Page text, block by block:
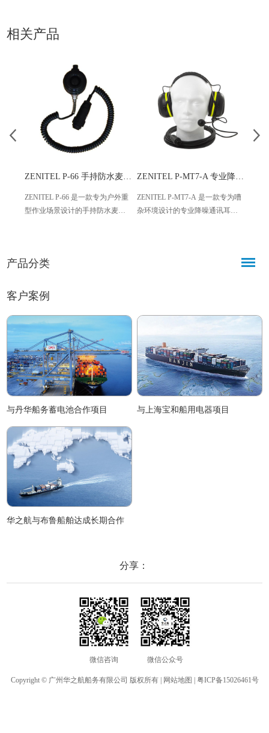
相关产品
ZENITEL P-66 手持防水麦克风 适配公共广播对讲系统
ZENITEL P-66 是一款专为户外重
型作业场景设计的手持防水麦克
语音传输，搭配柔性线缆，操作
ZENITEL P-MT7-A 专业降噪通讯耳机 适配模拟电话
ZENITEL P-MT7-A 是一款专为嘈
杂环境设计的专业降噪通讯耳
站配
产品分类
客户案例
与丹华船务蓄电池合作项目 与上海宝和船用电器项目
华之航与布鲁船舶达成长期合作
分享：
微信咨询 微信公众号
Copyright © 广州华之航船务有限公司 版权所有 | 网站地图 粤ICP备15026461号